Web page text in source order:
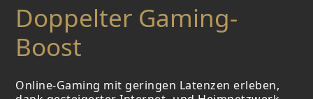
Doppelter Gaming-
Boost
Online-Gaming mit geringen Latenzen erleben,